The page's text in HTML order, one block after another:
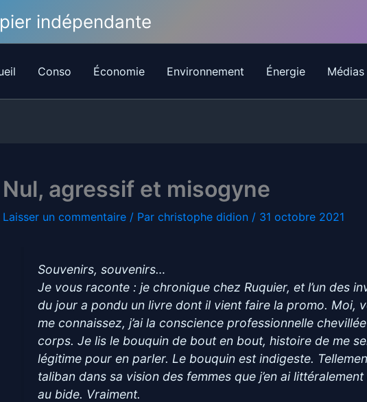
indépendante
Conso Économie Environnement Énergie Médias
Nul, agressif et misogyne
Laisser un commentaire / Par christophe didion / 31 octobre 2021
Souvenirs, souvenirs…
Je vous raconte : je chronique chez Ruquier, et l’un des
du jour a pondu un livre dont il vient faire la promo. Moi,
me connaissez, j’ai la conscience professionnelle
corps. Je lis le bouquin de bout en bout, histoire de me
légitime pour en parler. Le bouquin est indigeste.
taliban dans sa vision des femmes que j’en ai littéralement
au bide. Vraiment.